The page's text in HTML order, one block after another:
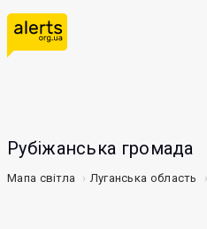
Рубіжанська громада
Мапа світла Луганська область